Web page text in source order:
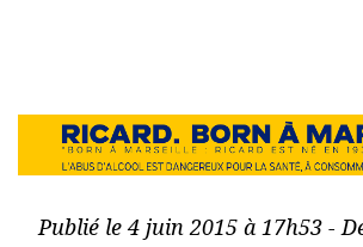
Publié le 4 juin 2015 à 17h53 -